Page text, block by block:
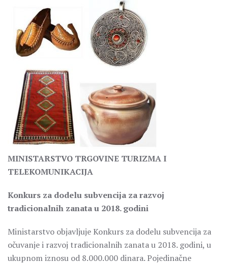
MINISTARSTVO TRGOVINE TURIZMA I
TELEKOMUNIKACIJA
Konkurs za dodelu subvencija za razvoj
tradicionalnih zanata u 2018. godini
Ministarstvo objavljuje Konkurs za dodelu subvencija za
očuvanje i razvoj tradicionalnih zanata u 2018. godini, u
ukupnom iznosu od 8.000.000 dinara. Pojedinačne